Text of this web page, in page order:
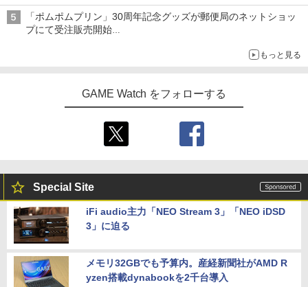
「特製ガーリックマヨソース」を使用した超大型チーズバーガー
「ポムポムプリン」30周年記念グッズが郵便局のネットショッ
プにて受注販売開始
もっと見る
GAME Watch をフォローする
Special Site
iFi audio主力「NEO Stream 3」「NEO iDSD
3」に迫る
メモリ32GBでも予算内。産経新聞社がAMD R
yzen搭載dynabookを2千台導入